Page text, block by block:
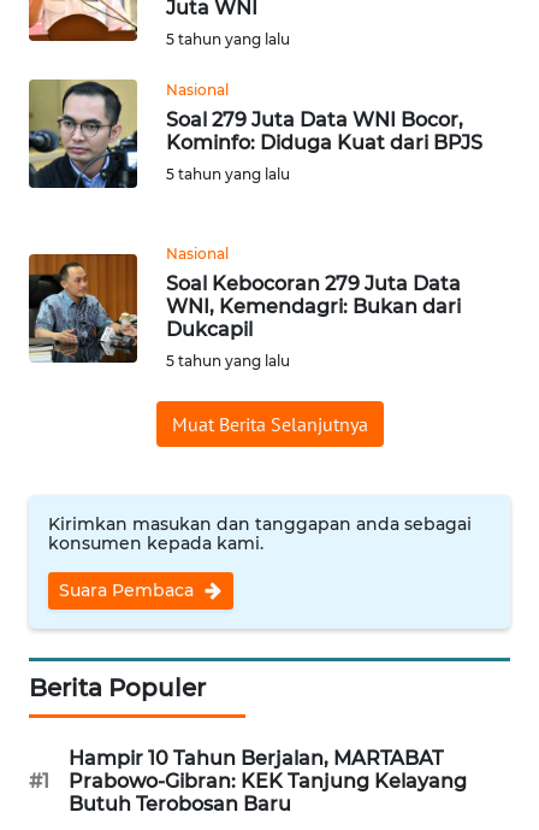
Juta WNI
5 tahun yang lalu
Nasional
Soal 279 Juta Data WNI Bocor,
Kominfo: Diduga Kuat dari BPJS
5 tahun yang lalu
Nasional
Soal Kebocoran 279 Juta Data
WNI, Kemendagri: Bukan dari
Dukcapil
5 tahun yang lalu
Muat Berita Selanjutnya
Kirimkan masukan dan tanggapan anda sebagai
konsumen kepada kami.
Suara Pembaca
Berita Populer
#1
Hampir 10 Tahun Berjalan, MARTABAT
Prabowo-Gibran: KEK Tanjung Kelayang
Butuh Terobosan Baru
JAKARTA
WN
JABAR
BANTEN
WN
NTT
WN
PAPUA
WN
PAPUA
WN
WN
SERAMBI